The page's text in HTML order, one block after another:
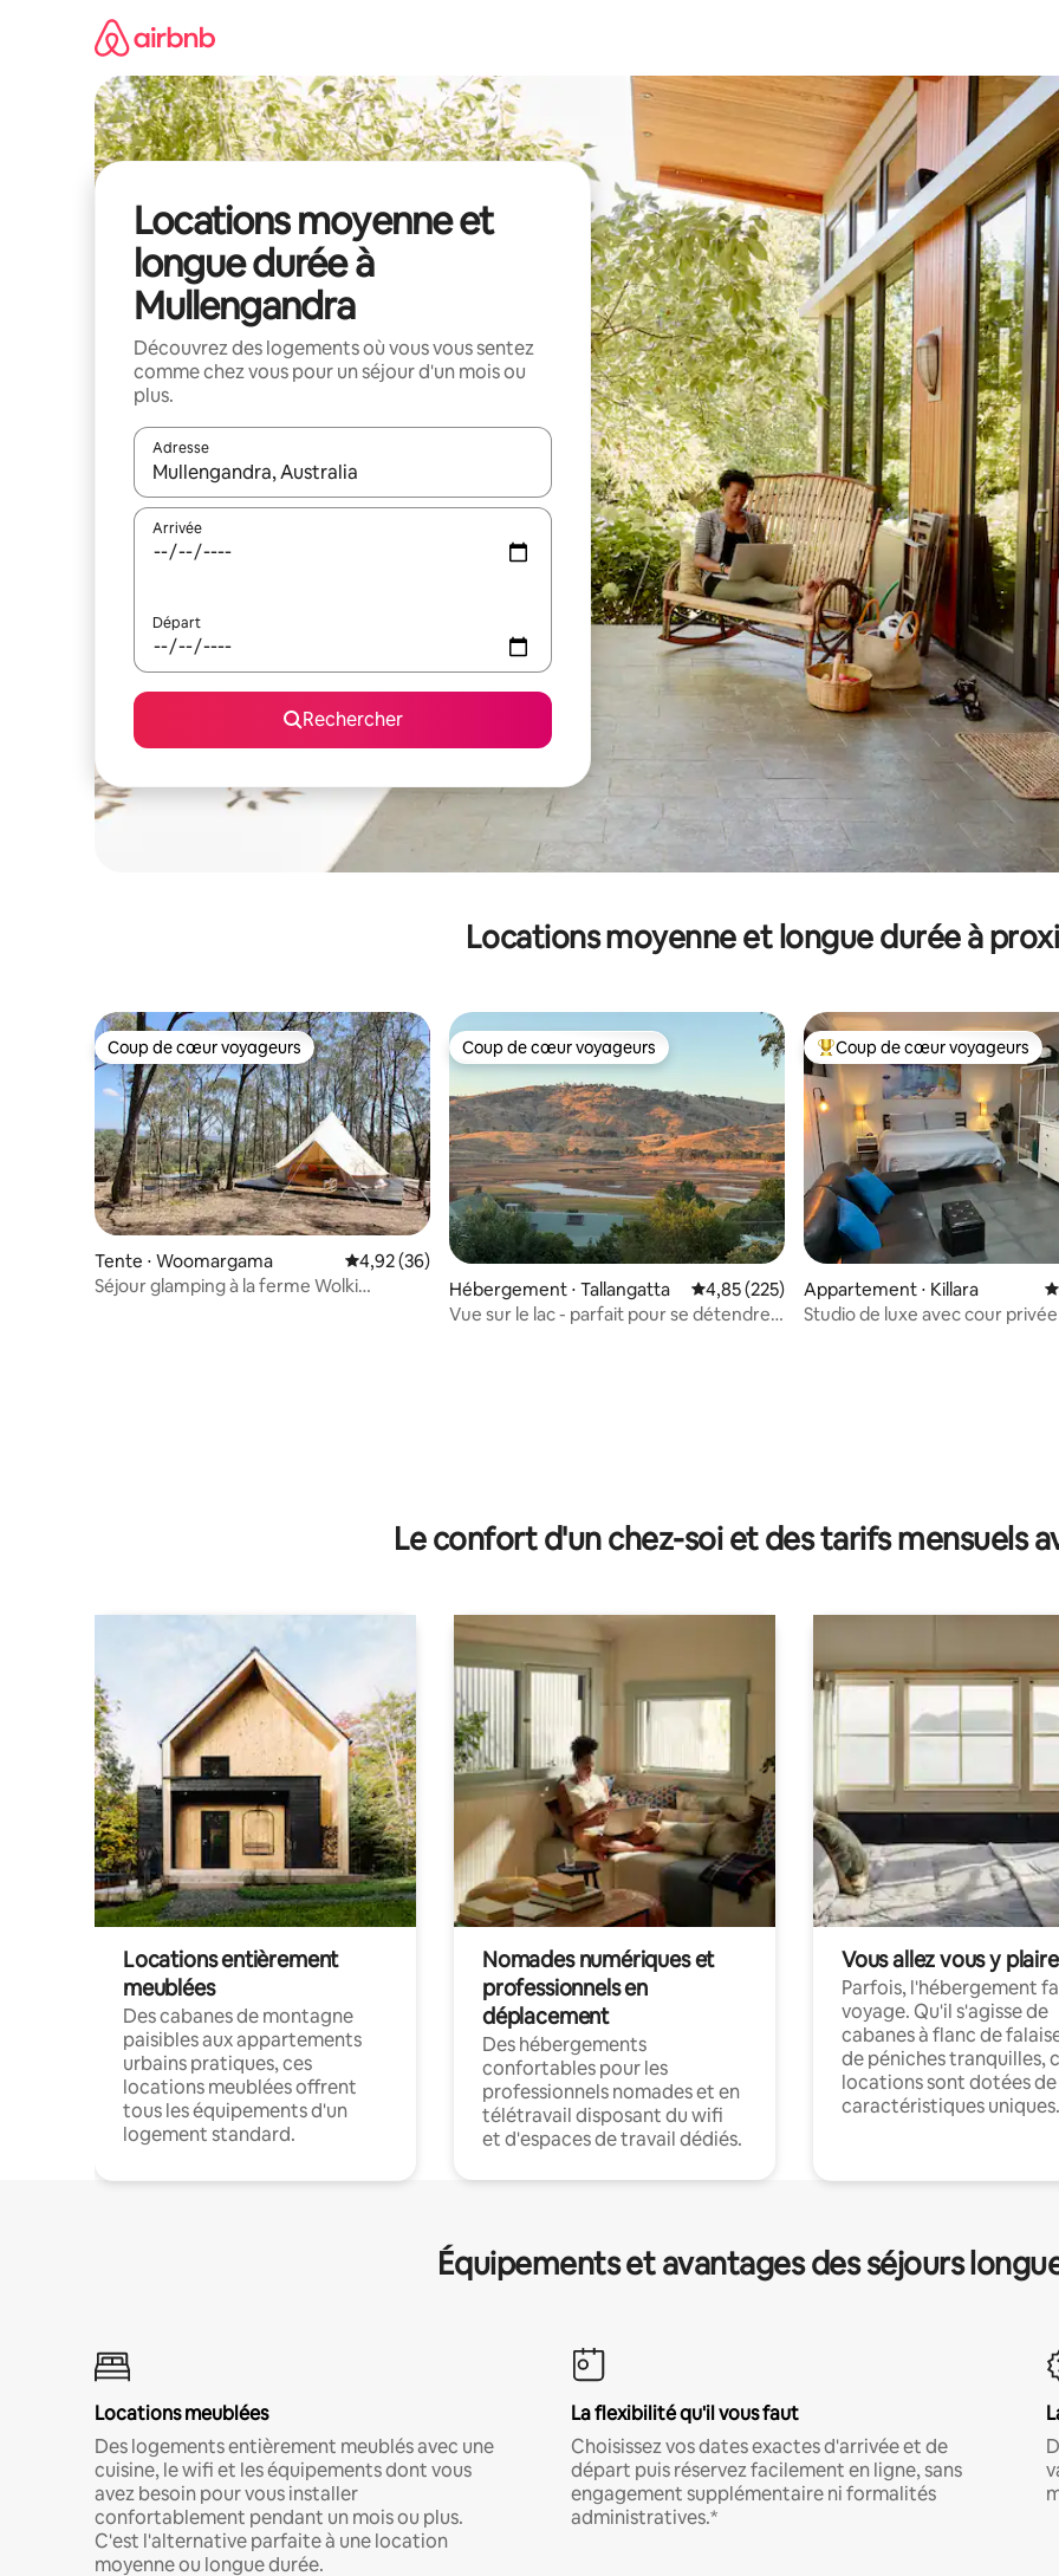
Locations moyenne et
longue durée à
Mullengandra
Découvrez des logements où vous vous sentez
comme chez vous pour un séjour d'un mois ou
plus.
Adresse
Lorsque les résultats s'affichent, utilisez les flèches vers le haut et vers le bas pour les parcourir ou en appuyant et en
Arrivée
Départ
Rechercher
Locations moyenne et longue durée à
Coup de cœur voyageurs
Coup de cœur voyageurs
Tente ⋅ Woomargama Évaluation moyenne sur la base de 36 commentaires : 4,92 sur 5
4,92 (36)
Séjour glamping à la ferme Wolki
Coup de cœur voyageurs
Coup de cœur voyageurs
Hébergement ⋅ Tallangatta Évaluation moyenne sur la base de 225
4,85 (225)
Vue sur le lac - parfait pour se détendre
Coups de cœur voyageurs les
Coup de cœur voyageurs
Appartement ⋅ Killara
Studio de luxe avec cour privée
Le confort d'un chez-soi et des tarifs mensuels
Locations entièrement
meublées
Des cabanes de montagne
paisibles aux appartements
urbains pratiques, ces
locations meublées offrent
tous les équipements d'un
logement standard.
Nomades numériques et
professionnels en
déplacement
Des hébergements
confortables pour les
professionnels nomades et en
télétravail disposant du wifi
et d'espaces de travail dédiés.
Vous allez vous y plaire
Parfois, l'hébergement
voyage. Qu'il s'agisse de
cabanes à flanc de
de péniches tranquilles,
locations sont dotées de
caractéristiques uniques.
Équipements et avantages des séjours
Locations meublées
Des logements entièrement meublés avec une
cuisine, le wifi et les équipements dont vous
avez besoin pour vous installer
confortablement pendant un mois ou plus.
C'est l'alternative parfaite à une location
moyenne ou longue durée.
La flexibilité qu'il vous faut
Choisissez vos dates exactes d'arrivée et de
départ puis réservez facilement en ligne, sans
engagement supplémentaire ni formalités
administratives.*